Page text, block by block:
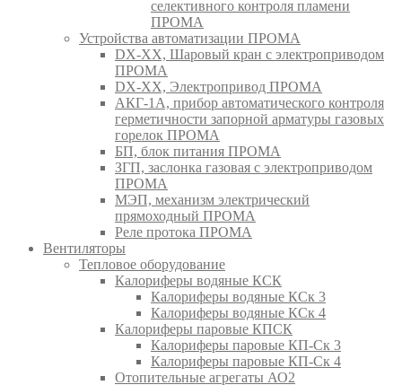
селективного контроля пламени
ПРОМА
Устройства автоматизации ПРОМА
DX-XX, Шаровый кран c электроприводом
ПРОМА
DX-XX, Электропривод ПРОМА
АКГ-1А, прибор автоматического контроля
герметичности запорной арматуры газовых
горелок ПРОМА
БП, блок питания ПРОМА
ЗГП, заслонка газовая с электроприводом
ПРОМА
МЭП, механизм электрический
прямоходный ПРОМА
Реле протока ПРОМА
Вентиляторы
Тепловое оборудование
Калориферы водяные КСК
Калориферы водяные КСк 3
Калориферы водяные КСк 4
Калориферы паровые КПСК
Калориферы паровые КП-Ск 3
Калориферы паровые КП-Ск 4
Отопительные агрегаты АО2